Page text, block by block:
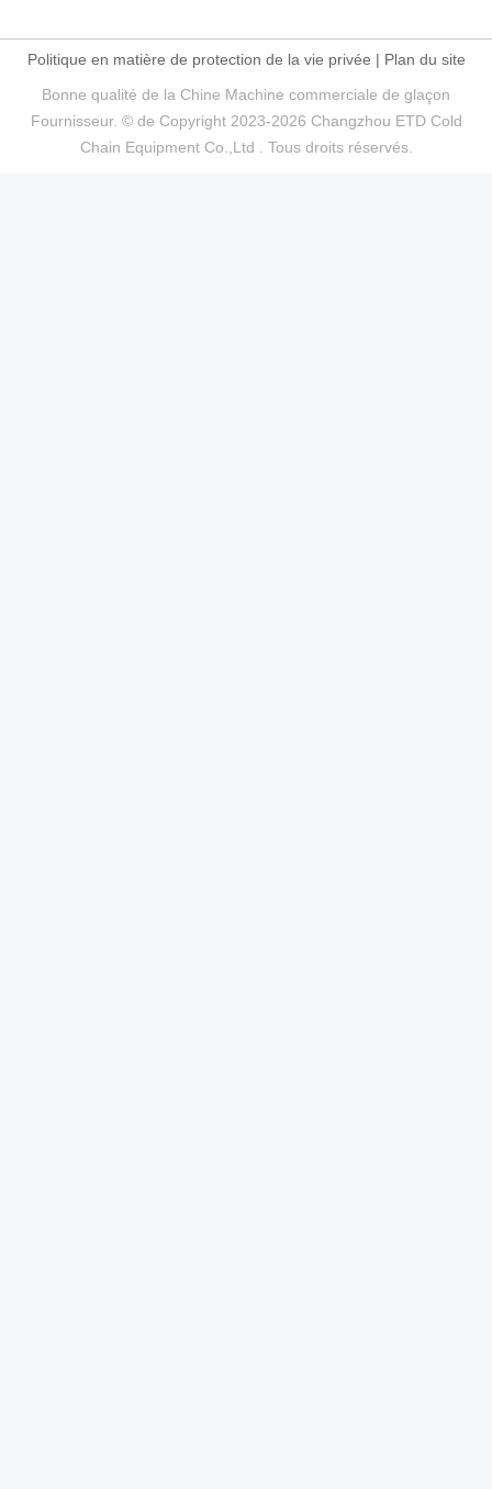
Politique en matière de protection de la vie privée | Plan du site
Bonne qualité de la Chine Machine commerciale de glaçon
Fournisseur. © de Copyright 2023-2026 Changzhou ETD Cold
Chain Equipment Co.,Ltd . Tous droits réservés.